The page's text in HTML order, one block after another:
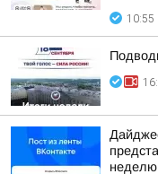
10:55
неделю